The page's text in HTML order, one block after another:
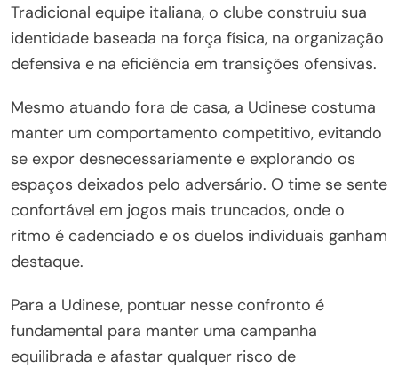
Tradicional equipe italiana, o clube construiu sua
identidade baseada na força física, na organização
defensiva e na eficiência em transições ofensivas.
Mesmo atuando fora de casa, a Udinese costuma
manter um comportamento competitivo, evitando
se expor desnecessariamente e explorando os
espaços deixados pelo adversário. O time se sente
confortável em jogos mais truncados, onde o
ritmo é cadenciado e os duelos individuais ganham
destaque.
Para a Udinese, pontuar nesse confronto é
fundamental para manter uma campanha
equilibrada e afastar qualquer risco de